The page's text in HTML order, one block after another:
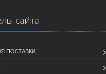
сайта
ПОСТАВКИ